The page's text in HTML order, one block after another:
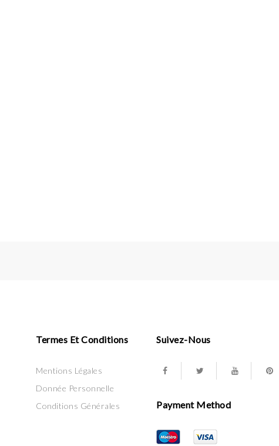
Termes Et Conditions
Mentions Légales
Donnée Personnelle
Conditions Générales
Suivez-Nous
Payment Method